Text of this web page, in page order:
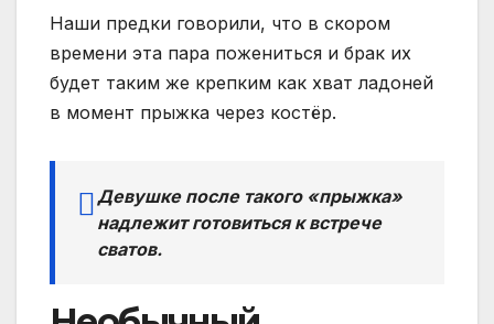
Наши предки говорили, что в скором
времени эта пара пожениться и брак их
будет таким же крепким как хват ладоней
в момент прыжка через костёр.
Девушке после такого «прыжка»
надлежит готовиться к встрече
сватов.